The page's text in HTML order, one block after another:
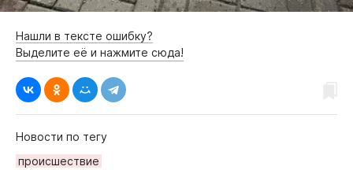
Нашли в тексте ошибку?
Выделите её и нажмите сюда!
Новости по тегу
происшествие